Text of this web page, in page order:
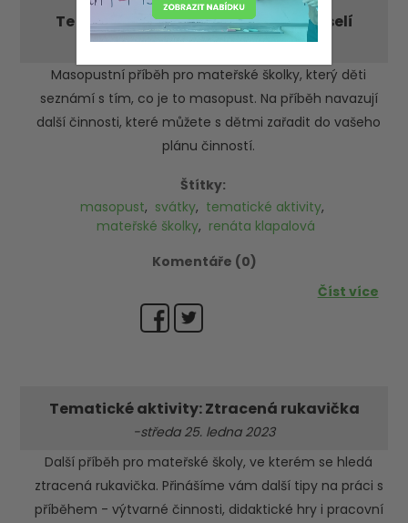
Tematické aktivity: Masopustní veselí
-neděle 19. února 2023
Masopustní příběh pro mateřské školky, který děti
seznámí s tím, co je to masopust. Na příběh navazují
další činnosti, které můžete s dětmi zařadit do vašeho
plánu činností.
Štítky:
masopust, svátky, tematické aktivity,
mateřské školky, renáta klapalová
Komentáře (0)
Číst více
Tematické aktivity: Ztracená rukavička
-středa 25. ledna 2023
Další příběh pro mateřské školy, ve kterém se hledá
ztracená rukavička. Přinášíme vám další tipy na práci s
příběhem - výtvarné činnosti, didaktické hry i pracovní